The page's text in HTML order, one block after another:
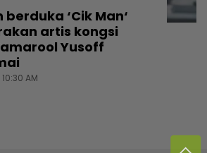
‘Cik Man‘
artis kongsi
Yusoff
AM